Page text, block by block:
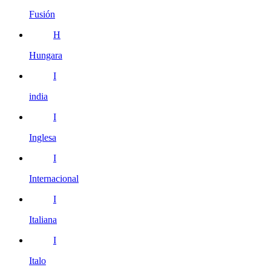
Fusión
H
Hungara
I
india
I
Inglesa
I
Internacional
I
Italiana
I
Italo